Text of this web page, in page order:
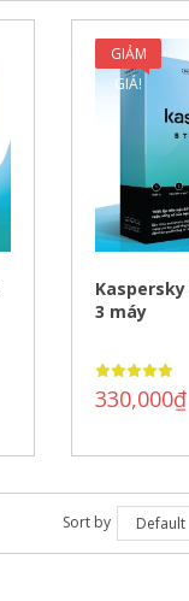
GIẢM
GIÁ!
3 máy
330,000₫
Sort by Default